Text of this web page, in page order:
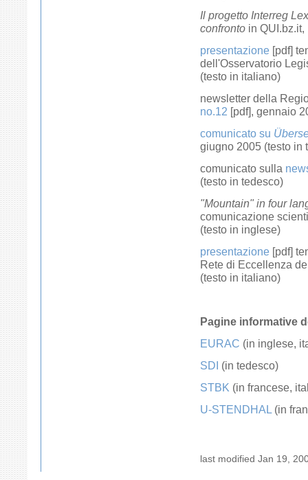
Il progetto Interreg
confronto in
presentazione [pdf]
dell'Osservatorio
(testo in italiano)
newsletter della
no.12 [pdf], gennaio
comunicato su
giugno 2005 (testo in
comunicato sulla
(testo in tedesco)
"Mountain" in four
comunicazione
(testo in inglese)
presentazione [pdf]
Rete di Eccellenza
(testo in italiano)
Pagine informative
EURAC (in inglese,
SDI (in tedesco)
STBK (in francese,
U-STENDHAL (in
last modified Jan 19,